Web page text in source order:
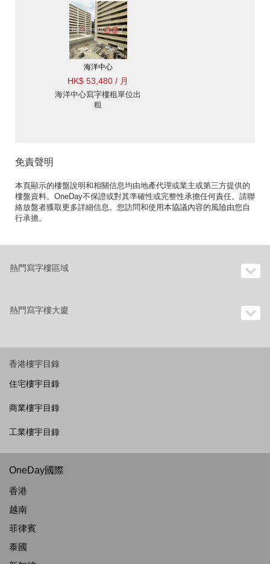
海洋中心
HK$ 53,480 / 月
海洋中心寫字樓租單位出
租
免責聲明
本頁顯示的樓盤說明和相關信息均由地產代理或業主或第三方提供的
樓盤資料。OneDay不保證或對其準確性或完整性承擔任何責任。請聯
絡放盤者獲取更多詳細信息。您訪問和使用本協議內容的風險由您自
行承擔。
熱門寫字樓區域
熱門寫字樓大廈
香港樓宇目錄
住宅樓宇目錄
商業樓宇目錄
工業樓宇目錄
OneDay國際
香港
越南
菲律賓
泰國